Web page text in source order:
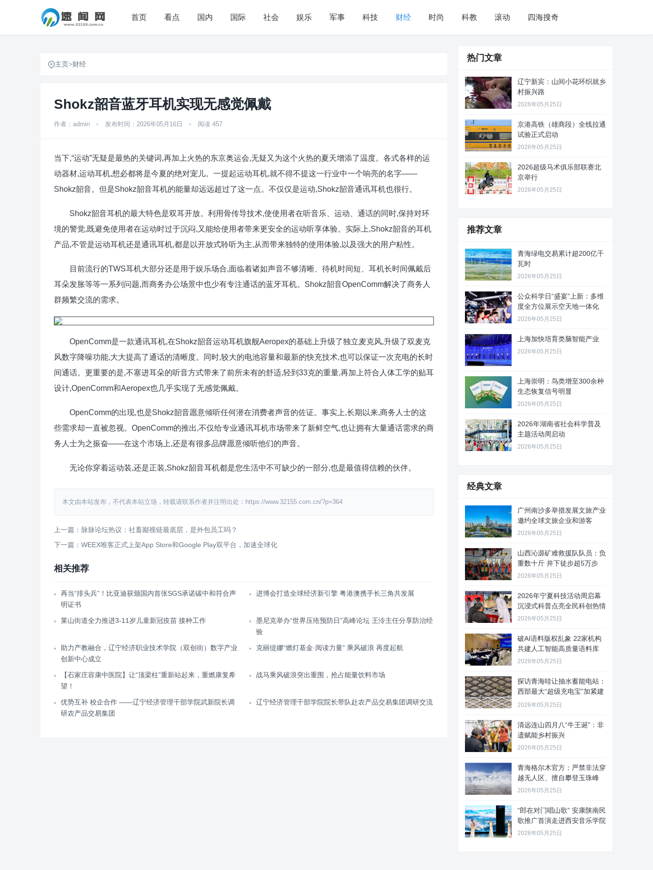
首页 看点 国内 国际 社会 娱乐 军事 科技 财经 时尚 科教 滚动 四海搜奇
主页>财经
Shokz韶音蓝牙耳机实现无感觉佩戴
作者：admin • 发布时间：2026年05月16日 • 阅读 457
当下,“运动”无疑是最热的关键词,再加上火热的东京奥运会,无疑又为这个火热的夏天增添了温度。各式各样的运
动器材,运动耳机,想必都将是今夏的绝对宠儿。一提起运动耳机,就不得不提这一行业中一个响亮的名字——
Shokz韶音。但是Shokz韶音耳机的能量却远远超过了这一点。不仅仅是运动,Shokz韶音通讯耳机也很行。
Shokz韶音耳机的最大特色是双耳开放。利用骨传导技术,使使用者在听音乐、运动、通话的同时,保持对环
境的警觉,既避免使用者在运动时过于沉闷,又能给使用者带来更安全的运动听享体验。实际上,Shokz韶音的耳机
产品,不管是运动耳机还是通讯耳机,都是以开放式聆听为主,从而带来独特的使用体验,以及强大的用户粘性。
目前流行的TWS耳机大部分还是用于娱乐场合,面临着诸如声音不够清晰、待机时间短、耳机长时间佩戴后
耳朵发胀等等一系列问题,而商务办公场景中也少有专注通话的蓝牙耳机。Shokz韶音OpenComm解决了商务人
群频繁交流的需求。
OpenComm是一款通讯耳机,在Shokz韶音运动耳机旗舰Aeropex的基础上升级了独立麦克风,升级了双麦克
风数字降噪功能,大大提高了通话的清晰度。同时,较大的电池容量和最新的快充技术,也可以保证一次充电的长时
间通话。更重要的是,不塞进耳朵的听音方式带来了前所未有的舒适,轻到33克的重量,再加上符合人体工学的贴耳
设计,OpenComm和Aeropex也几乎实现了无感觉佩戴。
OpenComm的出现,也是Shokz韶音愿意倾听任何潜在消费者声音的佐证。事实上,长期以来,商务人士的这
些需求却一直被忽视。OpenComm的推出,不仅给专业通讯耳机市场带来了新鲜空气,也让拥有大量通话需求的商
务人士为之振奋——在这个市场上,还是有很多品牌愿意倾听他们的声音。
无论你穿着运动装,还是正装,Shokz韶音耳机都是您生活中不可缺少的一部分,也是最值得信赖的伙伴。
本文由本站发布，不代表本站立场，转载请联系作者并注明出处：https://www.32155.com.cn/?p=364
上一篇：脉脉论坛热议：社畜鄙视链最底层，是外包员工吗？
下一篇：WEEX唯客正式上架App Store和Google Play双平台，加速全球化
相关推荐
再当“排头兵”！比亚迪获颁国内首张SGS承诺碳中和符合声
明证书
进博会打造全球经济新引擎 粤港澳携手长三角共发展
莱山街道全力推进3-11岁儿童新冠疫苗 接种工作
墨尼克举办“世界压疮预防日”高峰论坛 王泠主任分享防治经
验
助力产教融合，辽宁经济职业技术学院（双创街）数字产业
创新中心成立
克丽缇娜“燃灯基金·阅读力量” 乘风破浪 再度起航
【石家庄容康中医院】让“顶梁柱”重新站起来，重燃康复希
望！
战马乘风破浪突出重围，抢占能量饮料市场
优势互补 校企合作 ——辽宁经济管理干部学院武新院长调
研农产品交易集团
辽宁经济管理干部学院院长带队赴农产品交易集团调研交流
热门文章
辽宁新宾：山间小花环织就乡
村振兴路
2026年05月25日
京港高铁（雄商段）全线拉通
试验正式启动
2026年05月25日
2026超级马术俱乐部联赛北
京举行
2026年05月25日
推荐文章
青海绿电交易累计超200亿千
瓦时
2026年05月25日
公众科学日“盛宴”上新：多维
度全方位展示空天地一体化
2026年05月25日
上海加快培育类脑智能产业
2026年05月25日
上海崇明：鸟类增至300余种
生态恢复信号明显
2026年05月25日
2026年湖南省社会科学普及
主题活动周启动
2026年05月25日
经典文章
广州南沙多举措发展文旅产业
邀约全球文旅企业和游客
2026年05月25日
山西沁源矿难救援队队员：负
重数十斤 井下徒步超5万步
2026年05月25日
2026年宁夏科技活动周启幕
沉浸式科普点亮全民科创热情
2026年05月25日
破AI语料版权乱象 22家机构
共建人工智能高质量语料库
2026年05月25日
探访青海哇让抽水蓄能电站：
西部最大“超级充电宝”加紧建
设
2026年05月25日
清远连山四月八“牛王诞”：非
遗赋能乡村振兴
2026年05月25日
青海格尔木官方：严禁非法穿
越无人区、擅自攀登玉珠峰
2026年05月25日
“郎在对门唱山歌” 安康陕南民
歌推广首演走进西安音乐学院
2026年05月25日